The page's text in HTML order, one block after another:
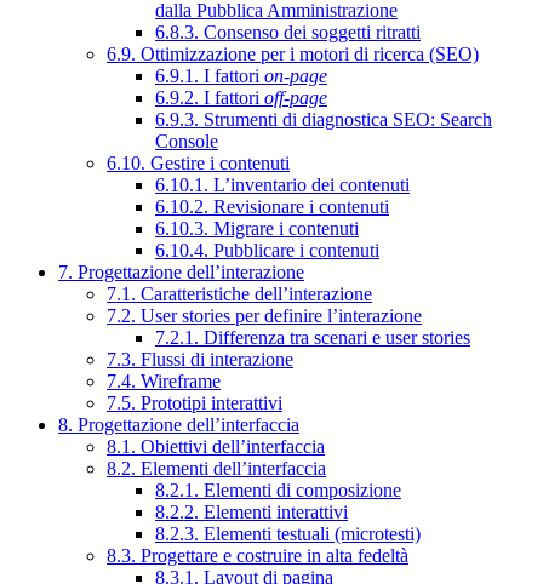
dalla Pubblica Amministrazione
6.8.3. Consenso dei soggetti ritratti
6.9. Ottimizzazione per i motori di ricerca (SEO)
6.9.1. I fattori on-page
6.9.2. I fattori off-page
6.9.3. Strumenti di diagnostica SEO: Search
Console
6.10. Gestire i contenuti
6.10.1. L’inventario dei contenuti
6.10.2. Revisionare i contenuti
6.10.3. Migrare i contenuti
6.10.4. Pubblicare i contenuti
7. Progettazione dell’interazione
7.1. Caratteristiche dell’interazione
7.2. User stories per definire l’interazione
7.2.1. Differenza tra scenari e user stories
7.3. Flussi di interazione
7.4. Wireframe
7.5. Prototipi interattivi
8. Progettazione dell’interfaccia
8.1. Obiettivi dell’interfaccia
8.2. Elementi dell’interfaccia
8.2.1. Elementi di composizione
8.2.2. Elementi interattivi
8.2.3. Elementi testuali (microtesti)
8.3. Progettare e costruire in alta fedeltà
8.3.1. Layout di pagina